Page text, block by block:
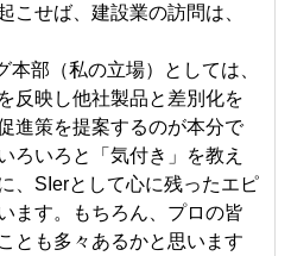
こせば、建設業の訪問は、
部（私の立場）としては、
反映し他社製品と差別化を
進策を提案するのが本分で
ろいろと「気付き」を教え
、SIerとして心に残ったエピ
ます。もちろん、プロの皆
とも多々あるかと思います